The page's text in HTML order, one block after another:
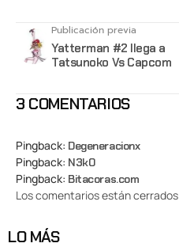
Publicación previa
Yatterman #2 llega a
Tatsunoko Vs Capcom
3 COMENTARIOS
Pingback: Degeneracionx
Pingback: N3k0
Pingback: Bitacoras.com
Los comentarios están cerrados
LO MÁS